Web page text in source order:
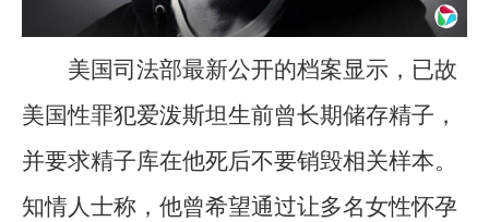
美国司法部最新公开的档案显示，已故
美国性罪犯爱泼斯坦生前曾长期储存精子，
并要求精子库在他死后不要销毁相关样本。
知情人士称，他曾希望通过让多名女性怀孕